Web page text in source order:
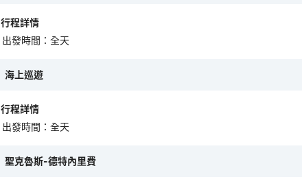
行程詳情
出發時間 ： 全天
海上巡遊
行程詳情
出發時間 ： 全天
聖克魯斯-德特內里費